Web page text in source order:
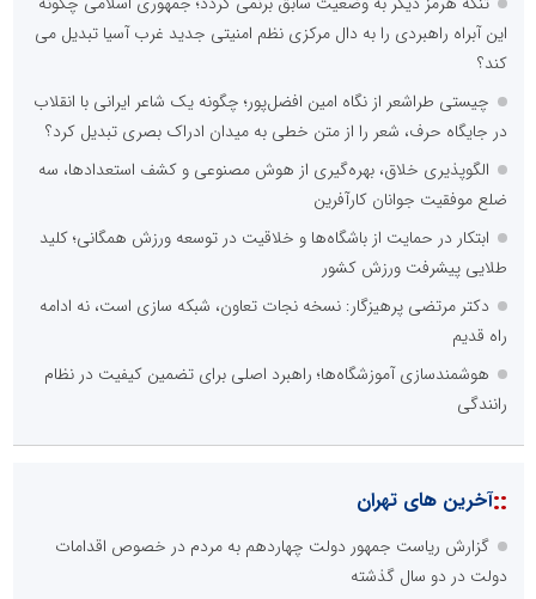
این آبراه راهبردی را به دال مرکزی نظم امنیتی جدید غرب آسیا تبدیل می
کند؟
چیستی طراشعر از نگاه امین افضل‌پور؛ چگونه یک شاعر ایرانی با انقلاب
در جایگاه حرف، شعر را از متن خطی به میدان ادراک بصری تبدیل کرد؟
الگوپذیری خلاق، بهره‌گیری از هوش مصنوعی و کشف استعدادها، سه
ضلع موفقیت جوانان کارآفرین
ابتکار در حمایت از باشگاه‌ها و خلاقیت در توسعه ورزش همگانی؛ کلید
طلایی پیشرفت ورزش کشور
دکتر مرتضی پرهیزگار: نسخه نجات تعاون، شبکه سازی است، نه ادامه
راه قدیم
هوشمندسازی آموزشگاه‌ها؛ راهبرد اصلی برای تضمین کیفیت در نظام
رانندگی
::آخرین های تهران
گزارش ریاست جمهور دولت چهاردهم به مردم در خصوص اقدامات
دولت در دو سال گذشته